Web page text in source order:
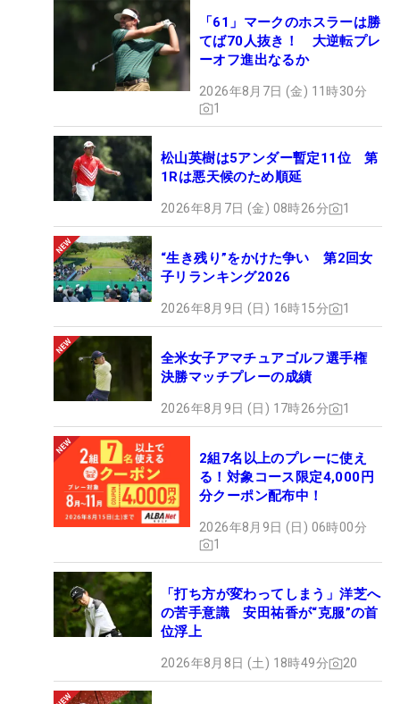
「61」マークのホスラーは勝
てば70人抜き！ 大逆転プレ
ーオフ進出なるか
2026年8月7日 (金) 11時30分
1
松山英樹は5アンダー暫定11位 第
1Rは悪天候のため順延
2026年8月7日 (金) 08時26分 1
“生き残り”をかけた争い 第2回女
子リランキング2026
2026年8月9日 (日) 16時15分 1
全米女子アマチュアゴルフ選手権
決勝マッチプレーの成績
2026年8月9日 (日) 17時26分 1
2組7名以上のプレーに使え
る！対象コース限定4,000円
分クーポン配布中！
2026年8月9日 (日) 06時00分
1
「打ち方が変わってしまう」洋芝へ
の苦手意識 安田祐香が“克服”の首
位浮上
2026年8月8日 (土) 18時49分 20